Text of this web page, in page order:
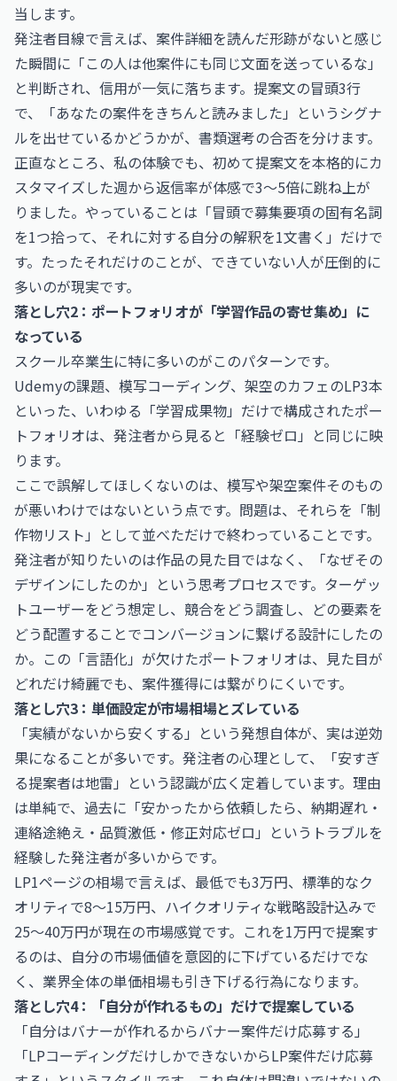
当します。
発注者目線で言えば、案件詳細を読んだ形跡がないと感じ
た瞬間に「この人は他案件にも同じ文面を送っているな」
と判断され、信用が一気に落ちます。提案文の冒頭3行
で、「あなたの案件をきちんと読みました」というシグナ
ルを出せているかどうかが、書類選考の合否を分けます。
正直なところ、私の体験でも、初めて提案文を本格的にカ
スタマイズした週から返信率が体感で3〜5倍に跳ね上が
りました。やっていることは「冒頭で募集要項の固有名詞
を1つ拾って、それに対する自分の解釈を1文書く」だけで
す。たったそれだけのことが、できていない人が圧倒的に
多いのが現実です。
落とし穴2：ポートフォリオが「学習作品の寄せ集め」に
なっている
スクール卒業生に特に多いのがこのパターンです。
Udemyの課題、模写コーディング、架空のカフェのLP3本
といった、いわゆる「学習成果物」だけで構成されたポー
トフォリオは、発注者から見ると「経験ゼロ」と同じに映
ります。
ここで誤解してほしくないのは、模写や架空案件そのもの
が悪いわけではないという点です。問題は、それらを「制
作物リスト」として並べただけで終わっていることです。
発注者が知りたいのは作品の見た目ではなく、「なぜその
デザインにしたのか」という思考プロセスです。ターゲッ
トユーザーをどう想定し、競合をどう調査し、どの要素を
どう配置することでコンバージョンに繋げる設計にしたの
か。この「言語化」が欠けたポートフォリオは、見た目が
どれだけ綺麗でも、案件獲得には繋がりにくいです。
落とし穴3：単価設定が市場相場とズレている
「実績がないから安くする」という発想自体が、実は逆効
果になることが多いです。発注者の心理として、「安すぎ
る提案者は地雷」という認識が広く定着しています。理由
は単純で、過去に「安かったから依頼したら、納期遅れ・
連絡途絶え・品質激低・修正対応ゼロ」というトラブルを
経験した発注者が多いからです。
LP1ページの相場で言えば、最低でも3万円、標準的なク
オリティで8〜15万円、ハイクオリティな戦略設計込みで
25〜40万円が現在の市場感覚です。これを1万円で提案す
るのは、自分の市場価値を意図的に下げているだけでな
く、業界全体の単価相場も引き下げる行為になります。
落とし穴4：「自分が作れるもの」だけで提案している
「自分はバナーが作れるからバナー案件だけ応募する」
「LPコーディングだけしかできないからLP案件だけ応募